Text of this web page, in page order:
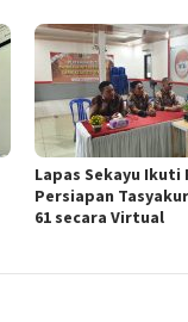
Lapas Sekayu Ikuti
Persiapan
61 secara Virtual